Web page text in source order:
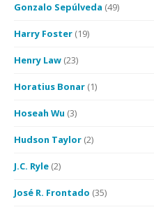
Gonzalo Sepúlveda (49)
Harry Foster (19)
Henry Law (23)
Horatius Bonar (1)
Hoseah Wu (3)
Hudson Taylor (2)
J.C. Ryle (2)
José R. Frontado (35)